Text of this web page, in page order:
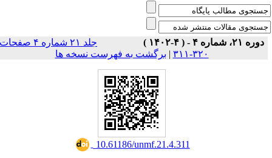
دوره ۲۱، شماره ۴ - ( ۴-۱۴۰۲ )
جلد ۲۱ شماره ۴ صفحات
۳۲۰-۳۱۱
|برگشت به فهرست نسخه ها
‎ 10.61186/unmf.21.4.311